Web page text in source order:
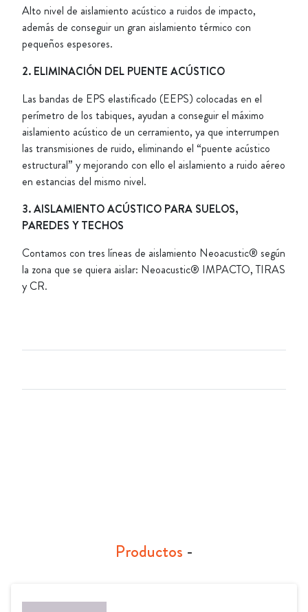
Alto nivel de aislamiento acústico a ruidos de impacto,
además de conseguir un gran aislamiento térmico con
pequeños espesores.
2. ELIMINACIÓN DEL PUENTE ACÚSTICO
Las bandas de EPS elastificado (EEPS) colocadas en el
perímetro de los tabiques, ayudan a conseguir el máximo
aislamiento acústico de un cerramiento, ya que interrumpen
las transmisiones de ruido, eliminando el “puente acústico
estructural” y mejorando con ello el aislamiento a ruido aéreo
en estancias del mismo nivel.
3. AISLAMIENTO ACÚSTICO PARA SUELOS,
PAREDES Y TECHOS
Contamos con tres líneas de aislamiento Neoacustic® según
la zona que se quiera aislar: Neoacustic® IMPACTO, TIRAS
y CR.
Productos -